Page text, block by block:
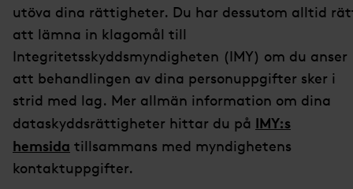
utöva dina rättigheter. Du har dessutom alltid
att lämna in klagomål till
Integritetsskyddsmyndigheten (IMY) om du anser
att behandlingen av dina personuppgifter sker i
strid med lag. Mer allmän information om dina
dataskyddsrättigheter hittar du på IMY:s
hemsida tillsammans med myndighetens
kontaktuppgifter.